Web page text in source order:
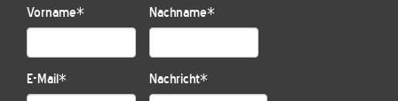
Vorname* Nachname*
E-Mail* Nachricht*